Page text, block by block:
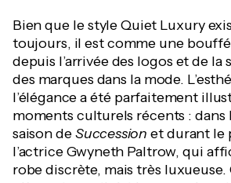
Bien que le style Quiet Luxury
toujours, il est comme une
depuis l’arrivée des logos et de la
des marques dans la mode.
l’élégance a été parfaitement
moments culturels récents : dans
saison deSuccession et durant le
l’actrice Gwyneth Paltrow, qui
robe discrète, mais très luxueuse.